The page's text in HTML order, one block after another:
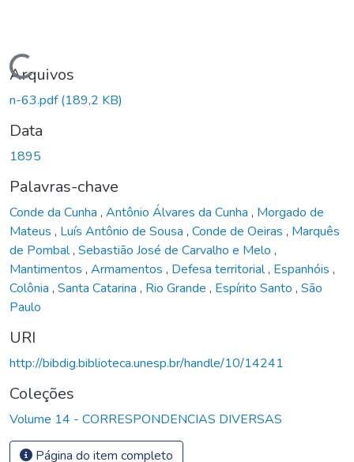
Carregando...
Arquivos
n-63.pdf(189,2 KB)
Data
1895
Palavras-chave
Conde da Cunha , Antônio Álvares da Cunha , Morgado de
Mateus , Luís Antônio de Sousa , Conde de Oeiras , Marquês
de Pombal, Sebastião José de Carvalho e Melo ,
Mantimentos , Armamentos , Defesa territorial, Espanhóis ,
Colônia , Santa Catarina , Rio Grande , Espírito Santo , São
Paulo
URI
http://bibdig.biblioteca.unesp.br/handle/10/14241
Coleções
Volume 14 - CORRESPONDENCIAS DIVERSAS
Página do item completo